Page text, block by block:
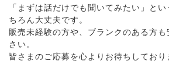
「まずは話だけでも聞いてみたい」と
ちろん大丈夫です。
販売未経験の方や、ブランクのある方
さい。
皆さまのご応募を心よりお待ちしており